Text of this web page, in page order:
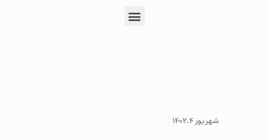
شهریور ۱۴۰۲،۴